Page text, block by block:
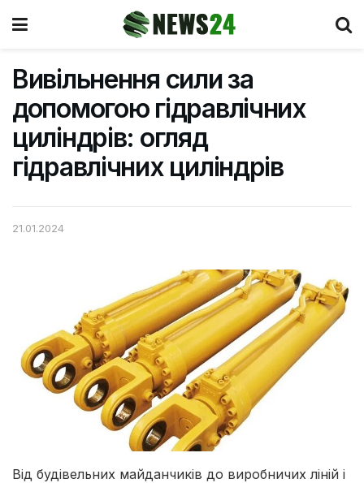
Вивільнення сили за
допомогою гідравлічних
циліндрів: огляд
гідравлічних циліндрів
21.01.2024
Від будівельних майданчиків до виробничих ліній і